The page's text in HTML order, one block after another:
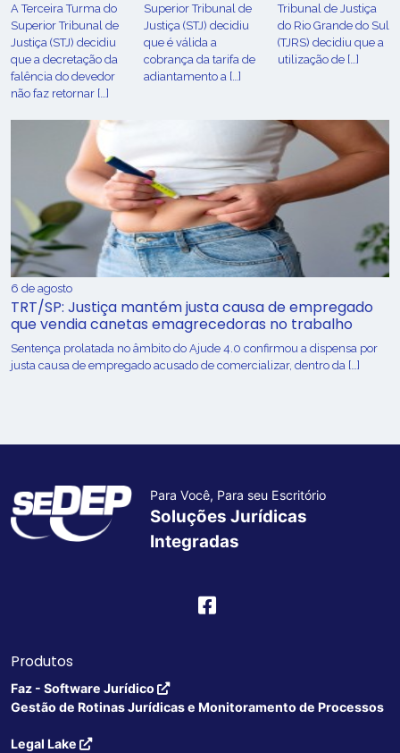
A Terceira Turma do
Superior Tribunal de
Justiça (STJ) decidiu
que a decretação da
falência do devedor
não faz retornar […]
Superior Tribunal de
Justiça (STJ) decidiu
que é válida a
cobrança da tarifa de
adiantamento a […]
Tribunal de Justiça
do Rio Grande do Sul
(TJRS) decidiu que a
utilização de […]
6 de agosto
TRT/SP: Justiça mantém justa causa de empregado
que vendia canetas emagrecedoras no trabalho
Sentença prolatada no âmbito do Ajude 4.0 confirmou a dispensa por
justa causa de empregado acusado de comercializar, dentro da […]
Para Você, Para seu Escritório
Soluções Jurídicas
Integradas
Produtos
Faz - Software Jurídico
Gestão de Rotinas Jurídicas e Monitoramento de Processos
Legal Lake